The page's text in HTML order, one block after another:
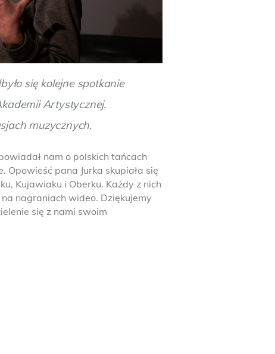
się kolejne spotkanie
Artystycznej.
muzycznych.
nam o polskich tańcach
pana Jurka skupiała się
Kujawiaku i Oberku. Każdy z nich
nagraniach wideo. Dziękujemy
się z nami swoim